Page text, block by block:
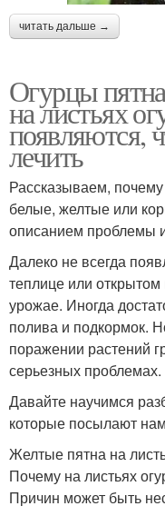
читать дальше →
Огурцы
на листьях
появляются,
лечить
Рассказываем,
белые, желтые или
описанием проблемы
Далеко не всегда
теплице или открытом
урожае. Иногда
полива и подкормок.
поражении растений
серьезных проблемах.
Давайте научимся
которые посылают
Желтые пятна на
Почему на листьях
Причин может быть